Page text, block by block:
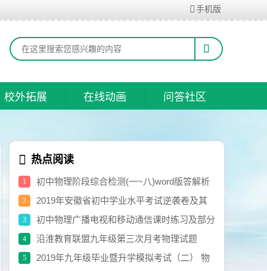
手机版
校外拓展 在线动画 问答社区
热点阅读
1
初中物理阶段综合检测(一~八)word版答解析
打包共享
2
2019年安徽省初中学业水平考试逆袭卷及其
参考答案
3
初中物理广播电视和移动通信课时练习及部分
参考答案
4
沿淮教育联盟九年级第三次月考物理试题
卷.doc
5
2019年九年级毕业暨升学模拟考试（二） 物